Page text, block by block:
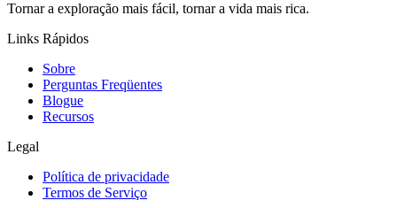
Tornar a exploração mais fácil, tornar a vida mais rica.
Links Rápidos
Sobre
Perguntas Freqüentes
Blogue
Recursos
Legal
Política de privacidade
Termos de Serviço